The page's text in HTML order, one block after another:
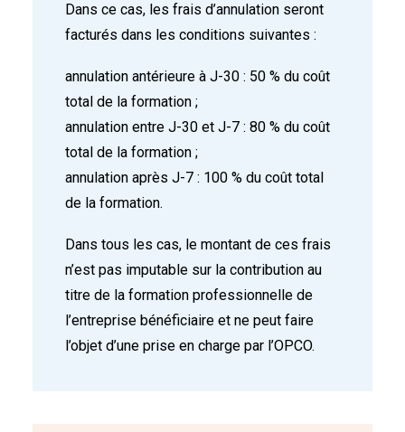
Dans ce cas, les frais d’annulation seront
facturés dans les conditions suivantes :
annulation antérieure à J-30 : 50 % du coût
total de la formation ;
annulation entre J-30 et J-7 : 80 % du coût
total de la formation ;
annulation après J-7 : 100 % du coût total
de la formation.
Dans tous les cas, le montant de ces frais
n’est pas imputable sur la contribution au
titre de la formation professionnelle de
l’entreprise bénéficiaire et ne peut faire
l’objet d’une prise en charge par l’OPCO.